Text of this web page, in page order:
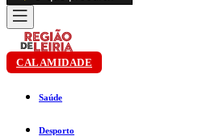
CALAMIDADE
Saúde
Desporto